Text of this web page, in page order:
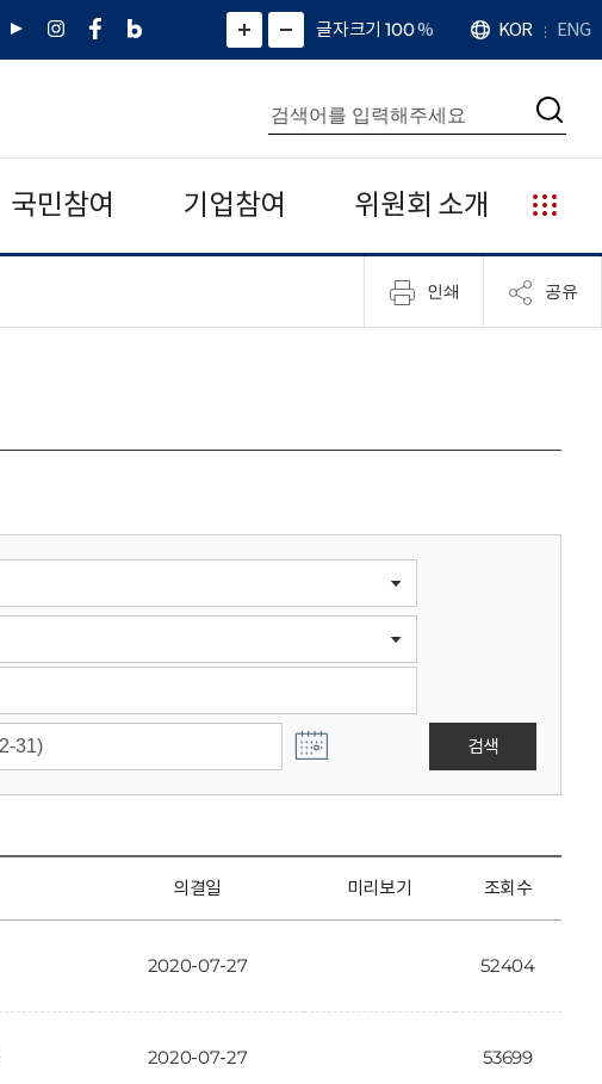
유
인
페
네
그
)
화
면
면
소
확
대
치
글자크기 100%
언
어
KOR ENG
통
합
검
색
검
국민참여 기업참여 위원회 소개
누
리
집
안
인쇄 공유
검색
의결일 미리보기 조회수
2020-07-27 52404
2020-07-27 53699